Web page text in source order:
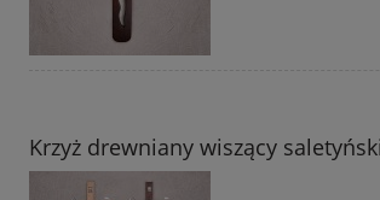
Krzyż drewniany wiszący